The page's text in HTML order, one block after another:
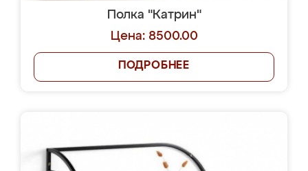
Полка "Катрин"
Цена: 8500.00
ПОДРОБНЕЕ